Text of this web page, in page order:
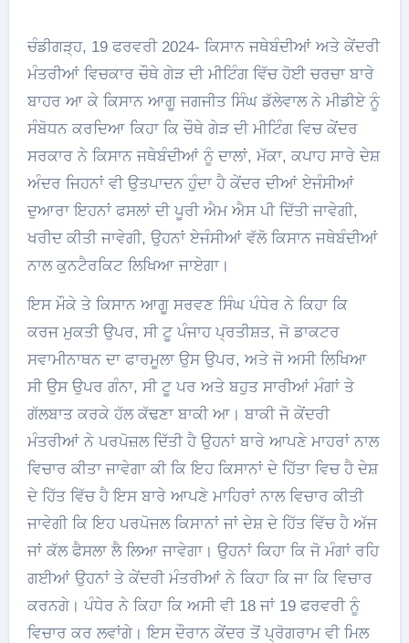
ਚੰਡੀਗੜ੍ਹ, 19 ਫਰਵਰੀ 2024- ਕਿਸਾਨ ਜਥੇਬੰਦੀਆਂ ਅਤੇ ਕੇਂਦਰੀ
ਮੰਤਰੀਆਂ ਵਿਚਕਾਰ ਚੌਥੇ ਗੇੜ ਦੀ ਮੀਟਿੰਗ ਵਿੱਚ ਹੋਈ ਚਰਚਾ ਬਾਰੇ
ਬਾਹਰ ਆ ਕੇ ਕਿਸਾਨ ਆਗੂ ਜਗਜੀਤ ਸਿੰਘ ਡੱਲੇਵਾਲ ਨੇ ਮੀਡੀਏ ਨੂੰ
ਸੰਬੋਧਨ ਕਰਦਿਆ ਕਿਹਾ ਕਿ ਚੌਥੇ ਗੇੜ ਦੀ ਮੀਟਿੰਗ ਵਿਚ ਕੇਂਦਰ
ਸਰਕਾਰ ਨੇ ਕਿਸਾਨ ਜਥੇਬੰਦੀਆਂ ਨੂੰ ਦਾਲਾਂ, ਮੱਕਾ, ਕਪਾਹ ਸਾਰੇ ਦੇਸ਼
ਅੰਦਰ ਜਿਹਨਾਂ ਵੀ ਉਤਪਾਦਨ ਹੁੰਦਾ ਹੈ ਕੇਂਦਰ ਦੀਆਂ ਏਜੰਸੀਆਂ
ਦੁਆਰਾ ਇਹਨਾਂ ਫਸਲਾਂ ਦੀ ਪੂਰੀ ਐਮ ਐਸ ਪੀ ਦਿੱਤੀ ਜਾਵੇਗੀ,
ਖਰੀਦ ਕੀਤੀ ਜਾਵੇਗੀ, ਉਹਨਾਂ ਏਜੰਸੀਆਂ ਵੱਲੋ ਕਿਸਾਨ ਜਥੇਬੰਦੀਆਂ
ਨਾਲ ਕੁਨਟੈਰਕਿਟ ਲਿਖਿਆ ਜਾਏਗਾ।
ਇਸ ਮੌਕੇ ਤੇ ਕਿਸਾਨ ਆਗੂ ਸਰਵਣ ਸਿੰਘ ਪੰਧੇਰ ਨੇ ਕਿਹਾ ਕਿ
ਕਰਜ ਮੁਕਤੀ ਉਪਰ, ਸੀ ਟੂ ਪੰਜਾਹ ਪ੍ਰਤੀਸ਼ਤ, ਜੋ ਡਾਕਟਰ
ਸਵਾਮੀਨਾਥਨ ਦਾ ਫਾਰਮੂਲਾ ਉਸ ਉਪਰ, ਅਤੇ ਜੋ ਅਸੀ ਲਿਖਿਆ
ਸੀ ਉਸ ਉਪਰ ਗੰਨਾ, ਸੀ ਟੂ ਪਰ ਅਤੇ ਬਹੁਤ ਸਾਰੀਆਂ ਮੰਗਾਂ ਤੇ
ਗੱਲਬਾਤ ਕਰਕੇ ਹੱਲ ਕੱਢਣਾ ਬਾਕੀ ਆ। ਬਾਕੀ ਜੋ ਕੇਂਦਰੀ
ਮੰਤਰੀਆਂ ਨੇ ਪਰਪੋਜ਼ਲ ਦਿੱਤੀ ਹੈ ਉਹਨਾਂ ਬਾਰੇ ਆਪਣੇ ਮਾਹਰਾਂ ਨਾਲ
ਵਿਚਾਰ ਕੀਤਾ ਜਾਵੇਗਾ ਕੀ ਕਿ ਇਹ ਕਿਸਾਨਾਂ ਦੇ ਹਿੱਤਾ ਵਿਚ ਹੈ ਦੇਸ਼
ਦੇ ਹਿੱਤ ਵਿੱਚ ਹੈ ਇਸ ਬਾਰੇ ਆਪਣੇ ਮਾਹਿਰਾਂ ਨਾਲ ਵਿਚਾਰ ਕੀਤੀ
ਜਾਵੇਗੀ ਕਿ ਇਹ ਪਰਪੋਜਲ ਕਿਸਾਨਾਂ ਜਾਂ ਦੇਸ਼ ਦੇ ਹਿੱਤ ਵਿੱਚ ਹੈ ਅੱਜ
ਜਾਂ ਕੱਲ ਫੈਸਲਾ ਲੈ ਲਿਆ ਜਾਵੇਗਾ। ਉਹਨਾਂ ਕਿਹਾ ਕਿ ਜੋ ਮੰਗਾਂ ਰਹਿ
ਗਈਆਂ ਉਹਨਾਂ ਤੇ ਕੇਂਦਰੀ ਮੰਤਰੀਆਂ ਨੇ ਕਿਹਾ ਕਿ ਜਾ ਕਿ ਵਿਚਾਰ
ਕਰਨਗੇ। ਪੰਧੇਰ ਨੇ ਕਿਹਾ ਕਿ ਅਸੀ ਵੀ 18 ਜਾਂ 19 ਫਰਵਰੀ ਨੂੰ
ਵਿਚਾਰ ਕਰ ਲਵਾਂਗੇ। ਇਸ ਦੌਰਾਨ ਕੇਂਦਰ ਤੋਂ ਪ੍ਰੋਗਰਾਮ ਵੀ ਮਿਲ